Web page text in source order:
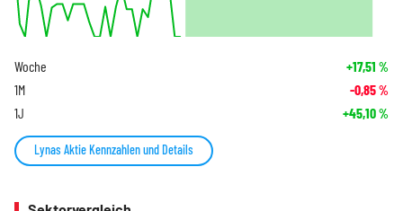
Woche +17,51 %
1M -0,85%
1J +45,10%
Lynas Aktie Kennzahlen und Details